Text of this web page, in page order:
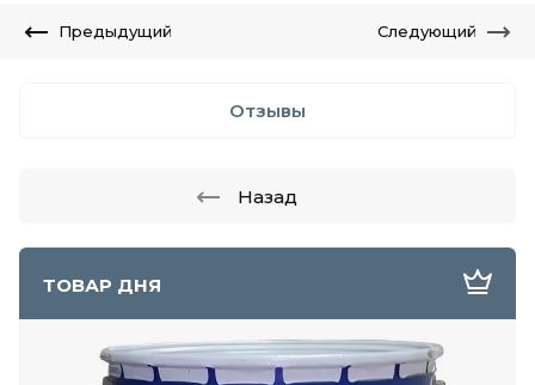
ТОВАР ДНЯ
Предыдущий Следующий
Отзывы
Назад